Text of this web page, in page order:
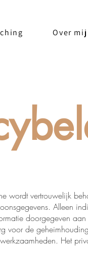
Over mij
wordt vertrouwelijk
Alleen
doorgegeven
voor de
Het